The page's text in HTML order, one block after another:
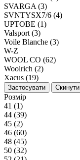
SVARGA (3)
SVNTYSX7/6 (4)
UPTOBE (1)
Valsport (3)
Voile Blanche (3)
W-Z
WOOL CO (62)
Woolrich (2)
Xacus (19)
Застосувати Скинути
Розмір
41 (1)
44 (39)
45 (2)
46 (60)
48 (45)
50 (32)